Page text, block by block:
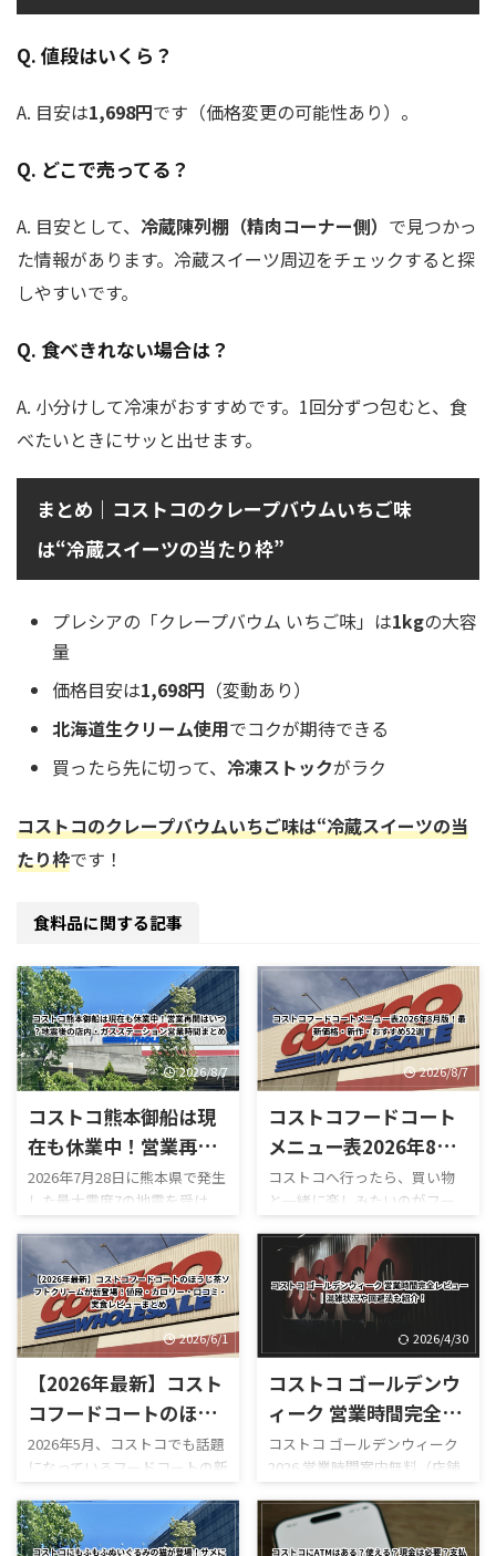
Q. 値段はいくら？
A. 目安は1,698円です（価格変更の可能性あり）。
Q. どこで売ってる？
A. 目安として、 冷蔵陳列棚（精肉コーナー側） で見つかっ
た情報があります。冷蔵スイーツ周辺をチェックすると探
しやすいです。
Q. 食べきれない場合は？
A. 小分けして冷凍がおすすめです。1回分ずつ包むと、食
べたいときにサッと出せます。
まとめ｜コストコのクレープバウムいちご味
は“冷蔵スイーツの当たり枠”
プレシアの「クレープバウム いちご味」は1kgの大容
量
価格目安は1,698円 （変動あり）
北海道生クリーム使用でコクが期待できる
買ったら先に切って、 冷凍ストックがラク
コストコのクレープバウムいちご味は“冷蔵スイーツの当
たり枠です！
食料品に関する記事
2026/8/7
コストコ熊本御船は現
在も休業中！営業再開
はいつ？地震後の店
内・ガスステーション
営業時間まとめ
2026年7月28日に熊本県で発生
した最大震度7の地震を受け、
コストコ熊本御船倉庫店は現
在も臨時休業しています。
「今日コストコ熊本はやって
る？」 「営業再開はいつ？」
「店内はどうなっている？」
「ガソリンだけ入れられ
る？」 「フードコートは使え
る？」 と気になっている人も
多いのではないでしょうか。
点では熊本御船倉庫店の売り
場は営業再開しておらず、再開
日も正式発表されていませ
ん。 一方で、併設するガスス
テーションは7月29日から営業
2026/8/7
コストコフードコート
メニュー表2026年8月
版！最新価格・新作・
おすすめ52選
コストコへ行ったら、買い物
と一緒に楽しみたいのがフー
ドコートです。 180円のホット
ドッグをはじめ、巨大なピザ
やプルコギベイク、ソフトクリ
ーム、季節限定スムージーな
ど、コストコならではのボリュ
ーム満点メニューが並んでいま
す。 しかも2026年は新作がか
なり豊富。 現在は、 サーモン
ポキロール ボロネーゼポテト
セージカルッツォーネ クロワ
ッサンハム＆チーズ ほうじ茶
ソフトクリーム カンタロープ
メロンスムージー など、以前
にはなかったメニューも登場
2026/6/1
【2026年最新】コスト
コフードコートのほう
じ茶ソフトクリームが
新登場！値段・カロリ
ー・口コミ・実食レビ
ューまとめ
2026年5月、コストコでも話題
になっているフードコートの新
作スイーツ「ほうじ茶ソフト
クリーム」が登場しました！
ほうじ茶好きにはたまらない
2026/4/30
コストコ ゴールデンウ
ィーク 営業時間完全レ
ビュー｜混雑状況や回
避法も紹介！
コストコ ゴールデンウィーク
2026 営業時間案内無料（店舗
利用時）／デリバリーは別途
送料ありGW2026-COSTCO-01
GWゴールデンウィーク期間中